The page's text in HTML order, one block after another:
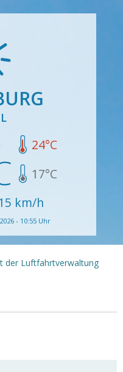
24°C
17°C
km/h
- 10:55 Uhr
der Luftfahrtverwaltung